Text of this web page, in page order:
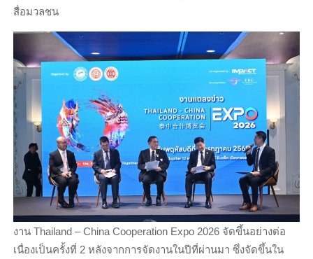
สื่อมวลชน
งาน Thailand – China Cooperation Expo 2026 จัดขึ้นอย่างต่อ
เนื่องเป็นครั้งที่ 2 หลังจากการจัดงานในปีที่ผ่านมา ซึ่งจัดขึ้นใน